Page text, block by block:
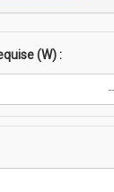
(W) :